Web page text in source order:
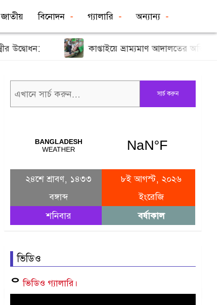
জাতীয় বিনোদন গ্যালারি অন্যান্য
কাপ্তাইয়ে ভ্রাম্যমাণ আদালতের অভিযান
সার্চ করুন
২৪শে শ্রাবণ, ১৪৩৩
বঙ্গাব্দ
৮ই আগস্ট, ২০২৬
ইংরেজি
শনিবার
বর্ষাকাল
ভিডিও
ᄋভিডিও গ্যালারি।